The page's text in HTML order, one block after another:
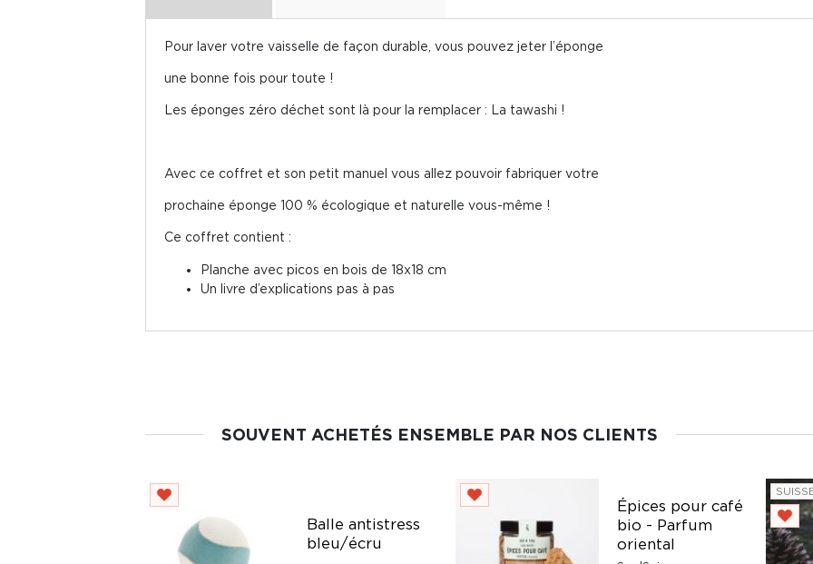
Pour laver votre vaisselle de façon durable, vous pouvez jeter l’éponge
une bonne fois pour toute !
Les éponges zéro déchet sont là pour la remplacer : La tawashi !
Avec ce coffret et son petit manuel vous allez pouvoir fabriquer votre
prochaine éponge 100 % écologique et naturelle vous-même !
Ce coffret contient :
Planche avec picos en bois de 18x18 cm
Un livre d’explications pas à pas
SOUVENT ACHETÉS ENSEMBLE PAR NOS CLIENTS
Balle antistress
bleu/écru
Épices pour café
bio - Parfum
oriental